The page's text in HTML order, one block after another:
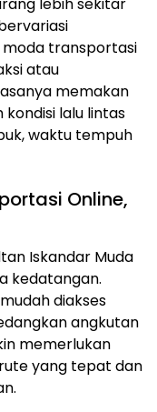
lebih sekitar
moda transportasi
atau
memakan
lalu lintas
waktu tempuh
Online,
Iskandar Muda
kedatangan.
diakses
angkutan
memerlukan
yang tepat dan